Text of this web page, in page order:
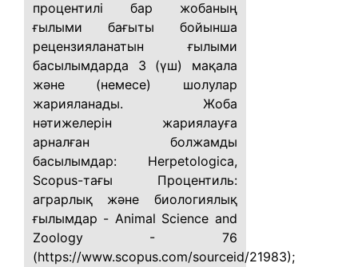
процентилі бар жобаның
ғылыми бағыты бойынша
рецензияланатын ғылыми
басылымдарда 3 (үш) мақала
және (немесе) шолулар
жарияланады. Жоба
нәтижелерін жариялауға
арналған болжамды
басылымдар: Herpetologica,
Scopus-тағы Процентиль:
аграрлық және биологиялық
ғылымдар - Animal Science and
Zoology - 76
(https://www.scopus.com/sourceid/21983);